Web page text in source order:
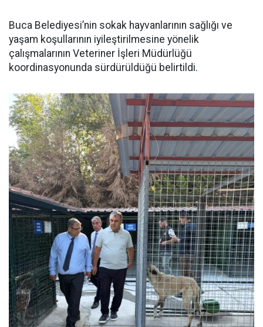
Buca Belediyesi’nin sokak hayvanlarının sağlığı ve
yaşam koşullarının iyileştirilmesine yönelik
çalışmalarının Veteriner İşleri Müdürlüğü
koordinasyonunda sürdürüldüğü belirtildi.